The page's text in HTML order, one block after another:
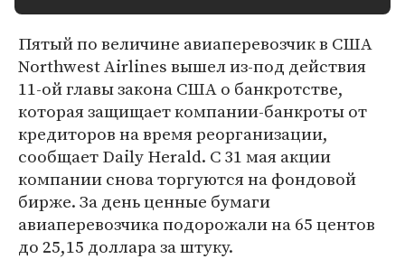
Пятый по величине авиаперевозчик в США
Northwest Airlines вышел из-под действия
11-ой главы закона США о банкротстве,
которая защищает компании-банкроты от
кредиторов на время реорганизации,
сообщает Daily Herald. С 31 мая акции
компании снова торгуются на фондовой
бирже. За день ценные бумаги
авиаперевозчика подорожали на 65 центов
до 25,15 доллара за штуку.